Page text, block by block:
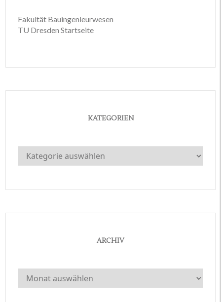
Fakultät Bauingenieurwesen
TU Dresden Startseite
KATEGORIEN
Kategorien
ARCHIV
Archiv